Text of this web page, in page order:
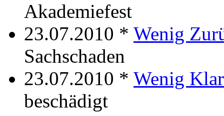
Akademiefest
23.07.2010 * Wenig
Sachschaden
23.07.2010 * Wenig
beschädigt